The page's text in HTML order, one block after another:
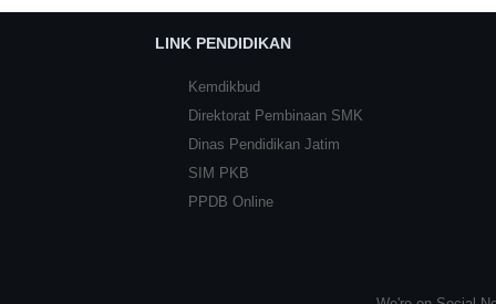
LINK PENDIDIKAN
Kemdikbud
Direktorat Pembinaan SMK
Dinas Pendidikan Jatim
SIM PKB
PPDB Online